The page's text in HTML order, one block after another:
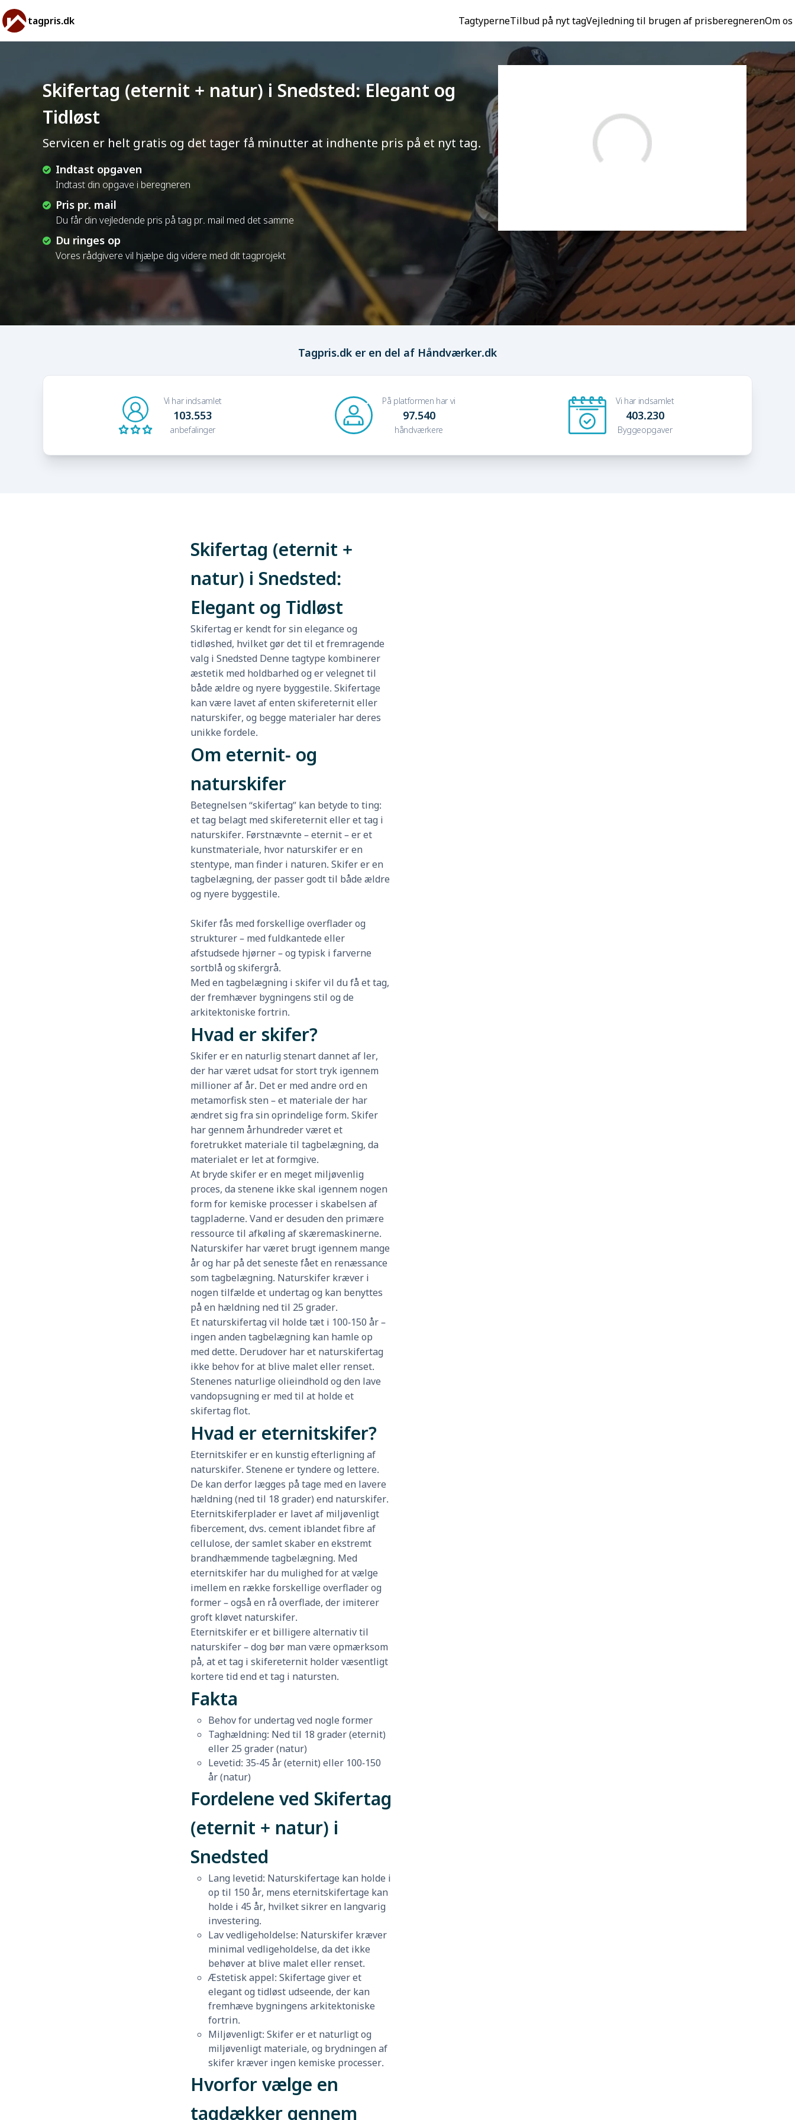
tagpris.dk TagtyperneTilbud på nyt tagVejledning til brugen af prisberegnerenOm os
Skifertag (eternit + natur) i Snedsted: Elegant og
Tidløst
Servicen er helt gratis og det tager få minutter at indhente pris på et nyt tag.
Indtast opgaven
Indtast din opgave i beregneren
Pris pr. mail
Du får din vejledende pris på tag pr. mail med det samme
Du ringes op
Vores rådgivere vil hjælpe dig videre med dit tagprojekt
Tagpris.dk er en del af Håndværker.dk
Vi har indsamlet
103.553
anbefalinger
På platformen har vi
97.540
håndværkere
Vi har indsamlet
403.230
Byggeopgaver
Skifertag (eternit +
natur) i Snedsted:
Elegant og Tidløst
Skifertag er kendt for sin elegance og
tidløshed, hvilket gør det til et fremragende
valg i Snedsted Denne tagtype kombinerer
æstetik med holdbarhed og er velegnet til
både ældre og nyere byggestile. Skifertage
kan være lavet af enten skifereternit eller
naturskifer, og begge materialer har deres
unikke fordele.
Om eternit- og
naturskifer
Betegnelsen “skifertag” kan betyde to ting:
et tag belagt med skifereternit eller et tag i
naturskifer. Førstnævnte – eternit – er et
kunstmateriale, hvor naturskifer er en
stentype, man finder i naturen. Skifer er en
tagbelægning, der passer godt til både ældre
og nyere byggestile.
Skifer fås med forskellige overflader og
strukturer – med fuldkantede eller
afstudsede hjørner – og typisk i farverne
sortblå og skifergrå.
Med en tagbelægning i skifer vil du få et tag,
der fremhæver bygningens stil og de
arkitektoniske fortrin.
Hvad er skifer?
Skifer er en naturlig stenart dannet af ler,
der har været udsat for stort tryk igennem
millioner af år. Det er med andre ord en
metamorfisk sten – et materiale der har
ændret sig fra sin oprindelige form. Skifer
har gennem århundreder været et
foretrukket materiale til tagbelægning, da
materialet er let at formgive.
At bryde skifer er en meget miljøvenlig
proces, da stenene ikke skal igennem nogen
form for kemiske processer i skabelsen af
tagpladerne. Vand er desuden den primære
ressource til afkøling af skæremaskinerne.
Naturskifer har været brugt igennem mange
år og har på det seneste fået en renæssance
som tagbelægning. Naturskifer kræver i
nogen tilfælde et undertag og kan benyttes
på en hældning ned til 25 grader.
Et naturskifertag vil holde tæt i 100-150 år –
ingen anden tagbelægning kan hamle op
med dette. Derudover har et naturskifertag
ikke behov for at blive malet eller renset.
Stenenes naturlige olieindhold og den lave
vandopsugning er med til at holde et
skifertag flot.
Hvad er eternitskifer?
Eternitskifer er en kunstig efterligning af
naturskifer. Stenene er tyndere og lettere.
De kan derfor lægges på tage med en lavere
hældning (ned til 18 grader) end naturskifer.
Eternitskiferplader er lavet af miljøvenligt
fibercement, dvs. cement iblandet fibre af
cellulose, der samlet skaber en ekstremt
brandhæmmende tagbelægning. Med
eternitskifer har du mulighed for at vælge
imellem en række forskellige overflader og
former – også en rå overflade, der imiterer
groft kløvet naturskifer.
Eternitskifer er et billigere alternativ til
naturskifer – dog bør man være opmærksom
på, at et tag i skifereternit holder væsentligt
kortere tid end et tag i natursten.
Fakta
Behov for undertag ved nogle former
Taghældning: Ned til 18 grader (eternit)
eller 25 grader (natur)
Levetid: 35-45 år (eternit) eller 100-150
år (natur)
Fordelene ved Skifertag
(eternit + natur) i
Snedsted
Lang levetid: Naturskifertage kan holde i
op til 150 år, mens eternitskifertage kan
holde i 45 år, hvilket sikrer en langvarig
investering.
Lav vedligeholdelse: Naturskifer kræver
minimal vedligeholdelse, da det ikke
behøver at blive malet eller renset.
Æstetisk appel: Skifertage giver et
elegant og tidløst udseende, der kan
fremhæve bygningens arkitektoniske
fortrin.
Miljøvenligt: Skifer er et naturligt og
miljøvenligt materiale, og brydningen af
skifer kræver ingen kemiske processer.
Hvorfor vælge en
tagdækker gennem